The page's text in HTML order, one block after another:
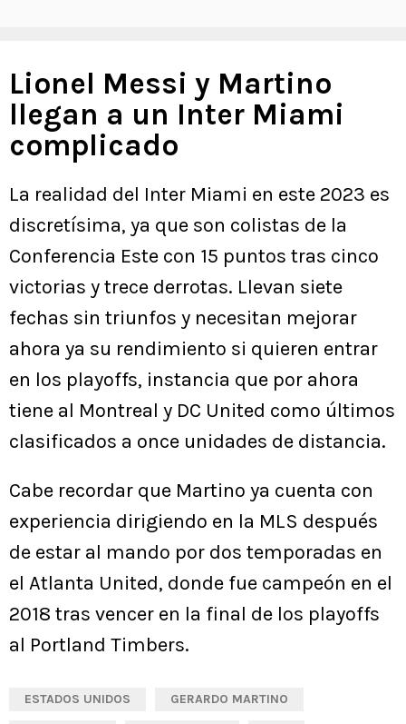
Lionel Messi y Martino
llegan a un Inter Miami
complicado
La realidad del Inter Miami en este 2023 es
discretísima, ya que son colistas de la
Conferencia Este con 15 puntos tras cinco
victorias y trece derrotas. Llevan siete
fechas sin triunfos y necesitan mejorar
ahora ya su rendimiento si quieren entrar
en los playoffs, instancia que por ahora
tiene al Montreal y DC United como últimos
clasificados a once unidades de distancia.
Cabe recordar que Martino ya cuenta con
experiencia dirigiendo en la MLS después
de estar al mando por dos temporadas en
el Atlanta United, donde fue campeón en el
2018 tras vencer en la final de los playoffs
al Portland Timbers.
ESTADOS UNIDOS GERARDO MARTINO